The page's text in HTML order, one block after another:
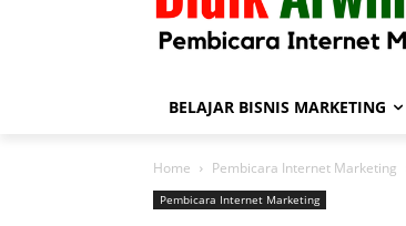
BELAJAR BISNIS MARKETING
Home Pembicara Internet Marketing
Pembicara Internet Marketing